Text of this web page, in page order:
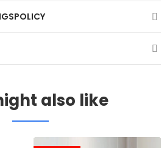
also like